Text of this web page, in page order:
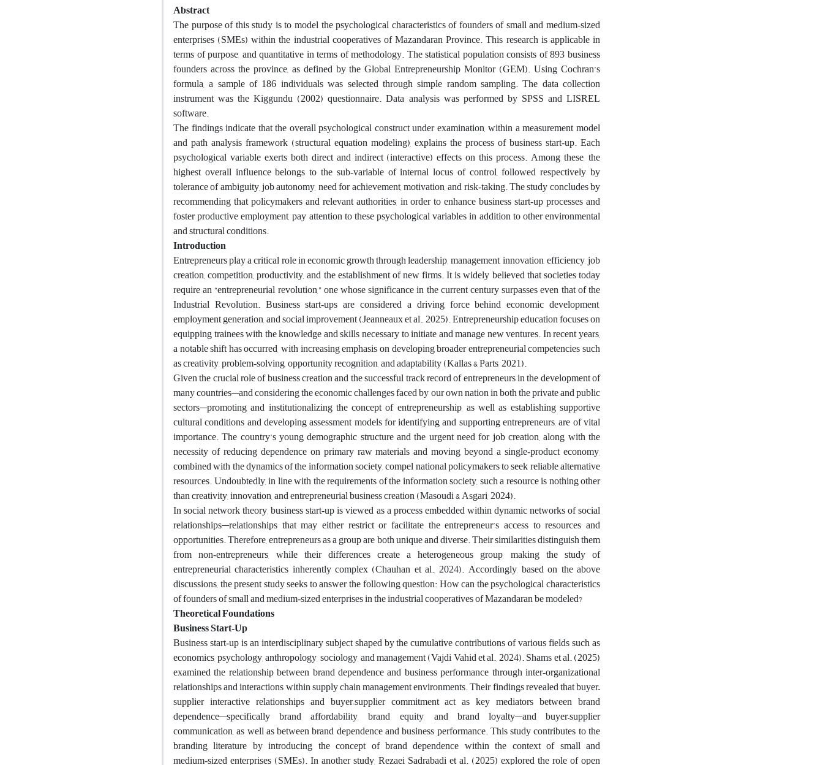
Abstract
The purpose of this study is to model the psychological characteristics of founders of small and medium‑sized
enterprises (SMEs) within the industrial cooperatives of Mazandaran Province. This research is applicable in
terms of purpose, and quantitative in terms of methodology. The statistical population consists of 893 business
founders across the province, as defined by the Global Entrepreneurship Monitor (GEM). Using Cochran’s
formula, a sample of 186 individuals was selected through simple random sampling. The data collection
instrument was the Kiggundu (2002) questionnaire. Data analysis was performed by SPSS and LISREL
software.
The findings indicate that the overall psychological construct under examination, within a measurement model
and path analysis framework (structural equation modeling), explains the process of business start‑up. Each
psychological variable exerts both direct and indirect (interactive) effects on this process. Among these, the
highest overall influence belongs to the sub‑variable of internal locus of control, followed respectively by
tolerance of ambiguity, job autonomy, need for achievement, motivation, and risk‑taking. The study concludes by
recommending that policymakers and relevant authorities, in order to enhance business start‑up processes and
foster productive employment, pay attention to these psychological variables in addition to other environmental
and structural conditions.
Introduction
Entrepreneurs play a critical role in economic growth through leadership, management, innovation, efficiency, job
creation, competition, productivity, and the establishment of new firms. It is widely believed that societies today
require an “entrepreneurial revolution,” one whose significance in the current century surpasses even that of the
Industrial Revolution. Business start‑ups are considered a driving force behind economic development,
employment generation, and social improvement (Jeanneaux et al., 2025). Entrepreneurship education focuses on
equipping trainees with the knowledge and skills necessary to initiate and manage new ventures. In recent years,
a notable shift has occurred, with increasing emphasis on developing broader entrepreneurial competencies such
as creativity, problem‑solving, opportunity recognition, and adaptability (Kallas & Parts, 2021).
Given the crucial role of business creation and the successful track record of entrepreneurs in the development of
many countries—and considering the economic challenges faced by our own nation in both the private and public
sectors—promoting and institutionalizing the concept of entrepreneurship, as well as establishing supportive
cultural conditions and developing assessment models for identifying and supporting entrepreneurs, are of vital
importance. The country’s young demographic structure and the urgent need for job creation, along with the
necessity of reducing dependence on primary raw materials and moving beyond a single‑product economy,
combined with the dynamics of the information society, compel national policymakers to seek reliable alternative
resources. Undoubtedly, in line with the requirements of the information society, such a resource is nothing other
than creativity, innovation, and entrepreneurial business creation (Masoudi & Asgari, 2024).
In social network theory, business start‑up is viewed as a process embedded within dynamic networks of social
relationships—relationships that may either restrict or facilitate the entrepreneur’s access to resources and
opportunities. Therefore, entrepreneurs as a group are both unique and diverse. Their similarities distinguish them
from non‑entrepreneurs, while their differences create a heterogeneous group, making the study of
entrepreneurial characteristics inherently complex (Chauhan et al., 2024). Accordingly, based on the above
discussions, the present study seeks to answer the following question: How can the psychological characteristics
of founders of small and medium‑sized enterprises in the industrial cooperatives of Mazandaran be modeled?
Theoretical Foundations
Business Start‑Up
Business start‑up is an interdisciplinary subject shaped by the cumulative contributions of various fields such as
economics, psychology, anthropology, sociology, and management (Vajdi Vahid et al., 2024).Shams et al. (2025)
examined the relationship between brand dependence and business performance through inter‑organizational
relationships and interactions within supply chain management environments. Their findings revealed that buyer–
supplier interactive relationships and buyer–supplier commitment act as key mediators between brand
dependence—specifically brand affordability, brand equity, and brand loyalty—and buyer–supplier
communication, as well as between brand dependence and business performance. This study contributes to the
branding literature by introducing the concept of brand dependence within the context of small and
medium‑sized enterprises (SMEs).In another study, Rezaei Sadrabadi et al. (2025) explored the role of open